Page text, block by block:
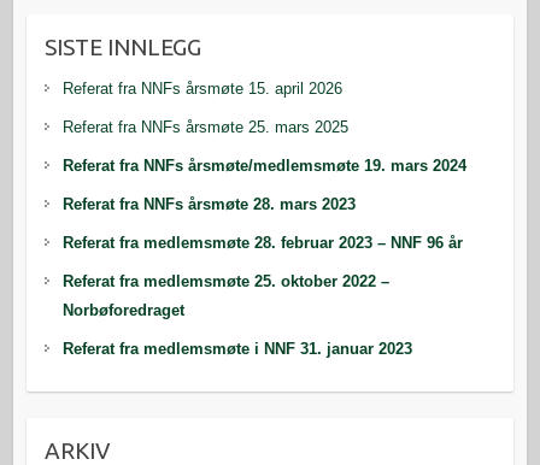
SISTE INNLEGG
Referat fra NNFs årsmøte 15. april 2026
Referat fra NNFs årsmøte 25. mars 2025
Referat fra NNFs årsmøte/medlemsmøte 19. mars 2024
Referat fra NNFs årsmøte 28. mars 2023
Referat fra medlemsmøte 28. februar 2023 – NNF 96 år
Referat fra medlemsmøte 25. oktober 2022 –
Norbøforedraget
Referat fra medlemsmøte i NNF 31. januar 2023
ARKIV